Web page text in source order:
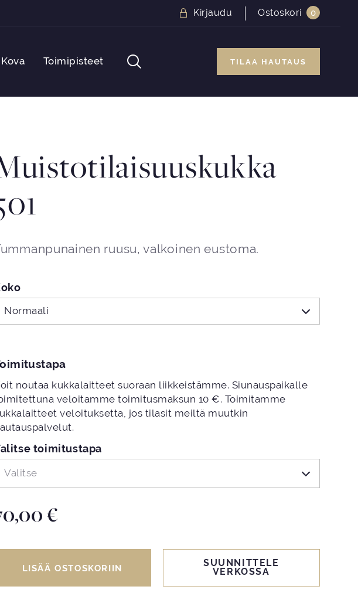
Kirjaudu Ostoskori 0
Toimipisteet TILAA HAUTAUS
ruusu, valkoinen eustoma.
Normaali
noutaa kukkalaitteet suoraan liikkeistämme. Siunauspaikalle
veloitamme toimitusmaksun 10 €. Toimitamme
veloituksetta, jos tilasit meiltä muutkin
toimitustapa
Valitse
€
LISÄÄ OSTOSKORIIN
SUUNNITTELE
VERKOSSA